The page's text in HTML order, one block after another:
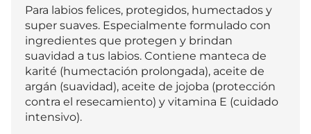
Para labios felices, protegidos, humectados y
super suaves. Especialmente formulado con
ingredientes que protegen y brindan
suavidad a tus labios. Contiene manteca de
karité (humectación prolongada), aceite de
argán (suavidad), aceite de jojoba (protección
contra el resecamiento) y vitamina E (cuidado
intensivo).